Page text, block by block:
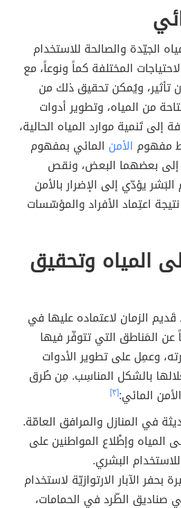
الجيّدة والصالحة للاستخدام
المختلفة كماً ونوعاً، مع
تأثير، ويُمكن تحقيق ذلك من
من المياه، وتطوير أدوات
إلى تَنمية موارد المياه الحالية،
مفهوم الأمن المائي بمفهوم
إلى بعضهما البعض، ونقص
يؤدّي إلى الإضرار بالأمن
اعتِماد الأفراد والمؤسّسات
المياه وتحقيق
قَديم الزمان لاعتماده عليها في
عن المَناطق التي تتوفّر فيها
وعمِل على تطوير الأدوات
بالشكل المناسِب. مِن طُرق
المائي:[٣]
في المنازل والمرافق العامّة.
المياه وإطْلاع المواطنين على
البشري.
بحفر الآبار الارتوازيّة لاستخدام
صناديق الطّرد في الحمامات،